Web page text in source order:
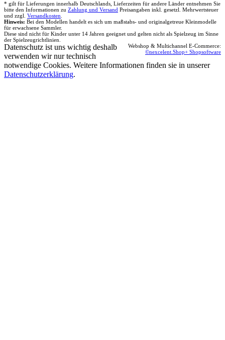
* gilt für Lieferungen innerhalb Deutschlands, Lieferzeiten für andere Länder entnehmen Sie
bitte den Informationen zu Zahlung und Versand Preisangaben inkl. gesetzl. Mehrwertsteuer
und zzgl. Versandkosten
Hinweis: Bei den Modellen handelt es sich um maßstabs- und originalgetreue Kleinmodelle
für erwachsene Sammler.
Diese sind nicht für Kinder unter 14 Jahren geeignet und gelten nicht als Spielzeug im Sinne
der Spielzeugrichtlinien.
Webshop & Multichannel E-Commerce:
©nexcelent.Shop+ Shopsoftware
Datenschutz ist uns wichtig deshalb
verwenden wir nur technisch
notwendige Cookies. Weitere Informationen finden sie in unserer
Datenschutzerklärung.